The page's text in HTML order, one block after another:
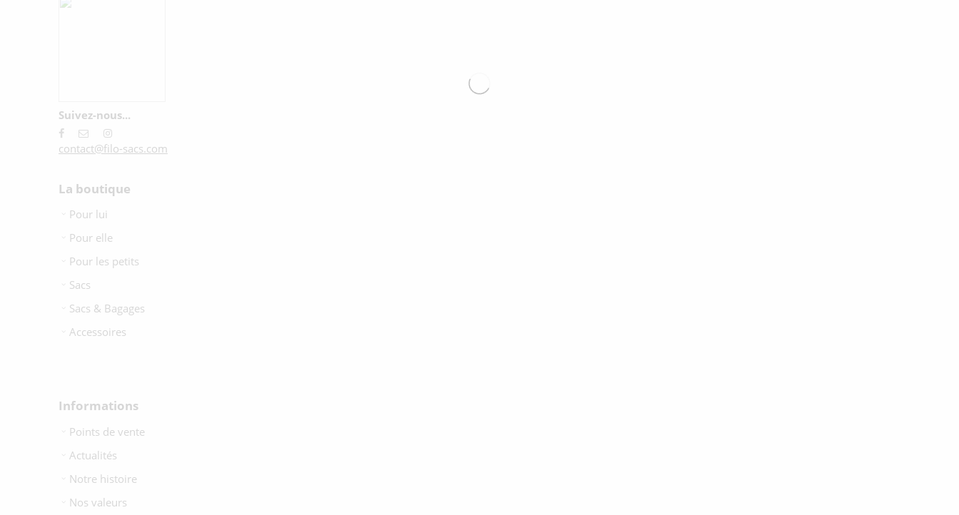
Suivez-nous...
contact@filo-sacs.com
La boutique
Pour lui
Pour elle
Pour les petits
Sacs
Sacs & Bagages
Accessoires
Informations
Points de vente
Actualités
Notre histoire
Nos valeurs